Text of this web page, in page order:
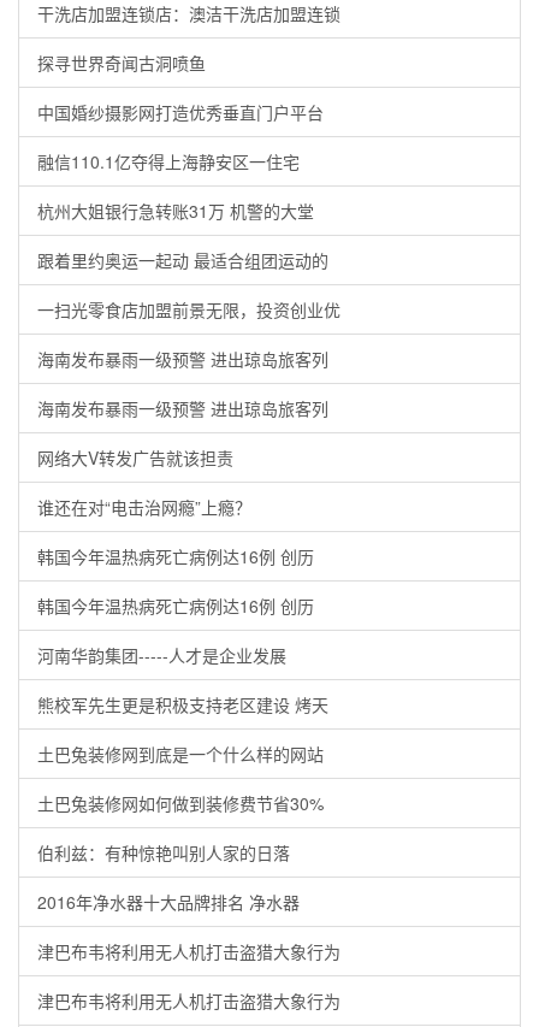
干洗店加盟连锁店：澳洁干洗店加盟连锁
探寻世界奇闻古洞喷鱼
中国婚纱摄影网打造优秀垂直门户平台
融信110.1亿夺得上海静安区一住宅
杭州大姐银行急转账31万 机警的大堂
跟着里约奥运一起动 最适合组团运动的
一扫光零食店加盟前景无限，投资创业优
海南发布暴雨一级预警 进出琼岛旅客列
海南发布暴雨一级预警 进出琼岛旅客列
网络大V转发广告就该担责
谁还在对“电击治网瘾”上瘾？
韩国今年温热病死亡病例达16例 创历
韩国今年温热病死亡病例达16例 创历
河南华韵集团-----人才是企业发展
熊校军先生更是积极支持老区建设 烤天
土巴兔装修网到底是一个什么样的网站
土巴兔装修网如何做到装修费节省30%
伯利兹：有种惊艳叫别人家的日落
2016年净水器十大品牌排名 净水器
津巴布韦将利用无人机打击盗猎大象行为
津巴布韦将利用无人机打击盗猎大象行为